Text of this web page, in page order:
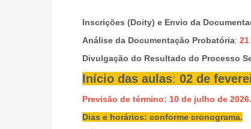
Inscrições (Doity) e Envio da
Análise da Documentação Probatória:
Divulgação do Resultado do Processo
Início das aulas: 02 de
Previsão de término: 10 de julho de 2026.
Dias e horários: conforme cronograma.